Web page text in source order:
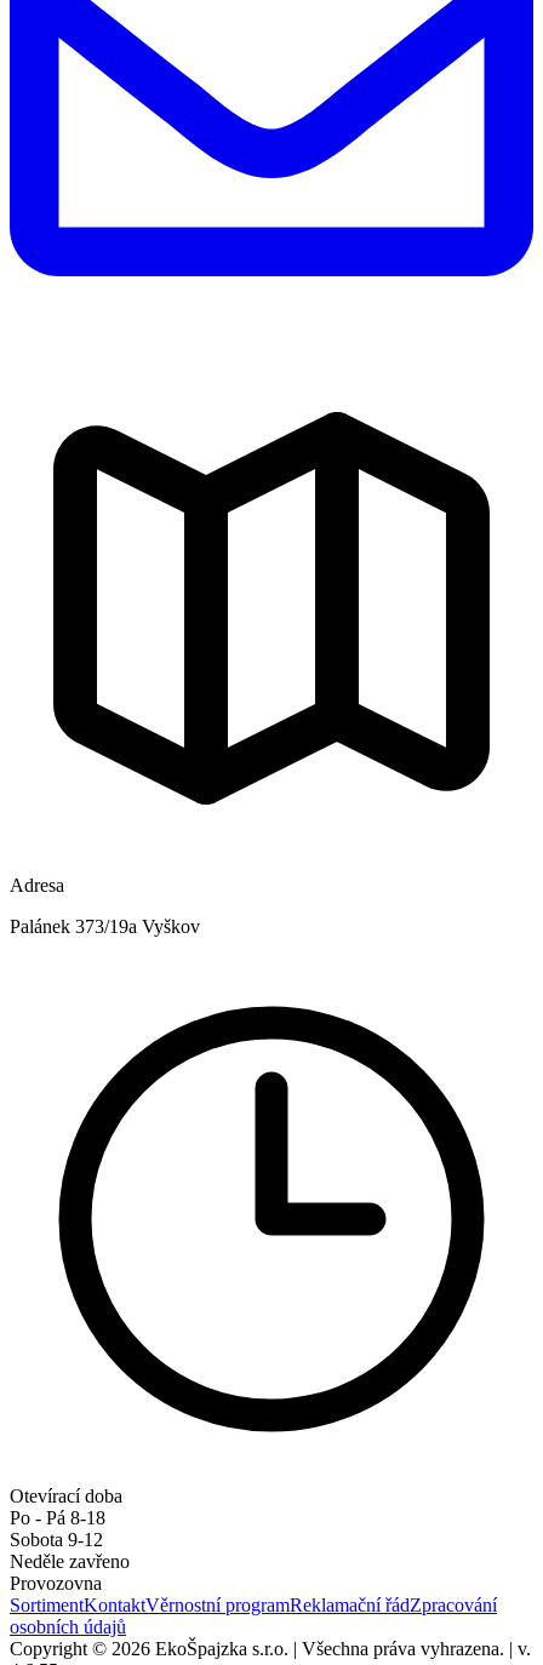
Adresa
Palánek 373/19a Vyškov
Otevírací doba
Po - Pá 8-18
Sobota 9-12
Neděle zavřeno
Provozovna
SortimentKontaktVěrnostní programReklamační řádZpracování
osobních údajů
Copyright © 2026 EkoŠpajzka s.r.o. | Všechna práva vyhrazena. | v.